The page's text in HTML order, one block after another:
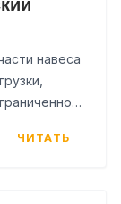
навеса
ЧИТАТЬ